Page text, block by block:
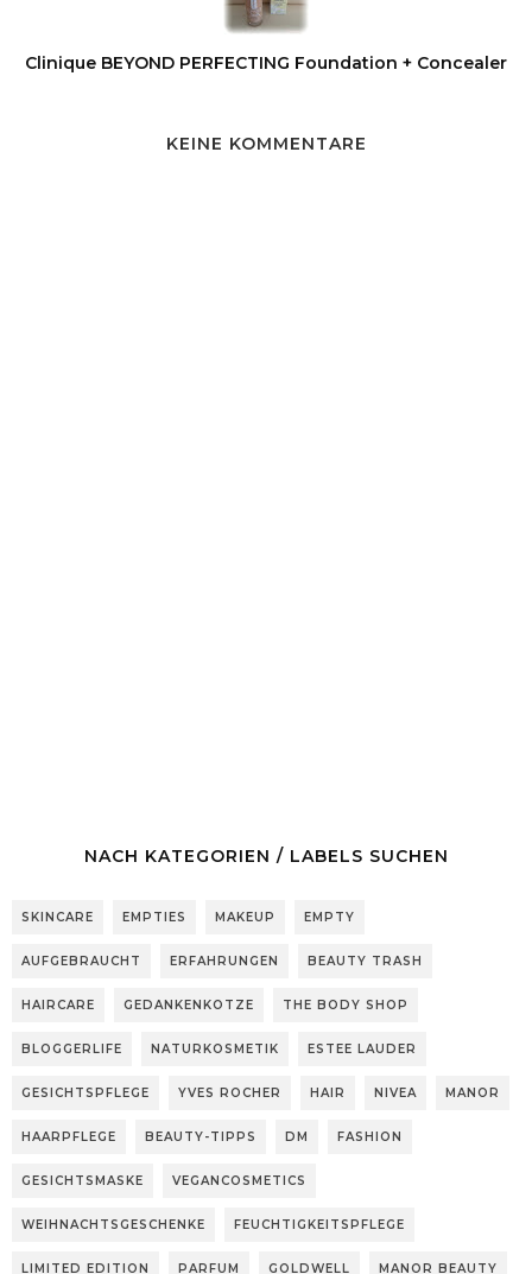
Clinique BEYOND PERFECTING Foundation + Concealer
KEINE KOMMENTARE
NACH KATEGORIEN / LABELS SUCHEN
SKINCARE EMPTIES MAKEUP EMPTY
AUFGEBRAUCHT ERFAHRUNGEN BEAUTY TRASH
HAIRCARE GEDANKENKOTZE THE BODY SHOP
BLOGGERLIFE NATURKOSMETIK ESTEE LAUDER
GESICHTSPFLEGE YVES ROCHER HAIR NIVEA MANOR
HAARPFLEGE BEAUTY-TIPPS DM FASHION
GESICHTSMASKE VEGANCOSMETICS
WEIHNACHTSGESCHENKE FEUCHTIGKEITSPFLEGE
LIMITED EDITION PARFUM GOLDWELL MANOR BEAUTY